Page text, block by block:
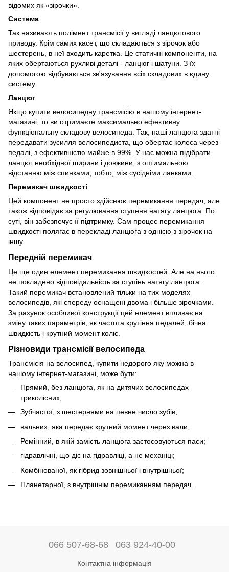
відомих як «зірочки».
Система
Так називають полімент трансмісії у вигляді ланцюгового
приводу. Крім самих касет, що складаються з зірочок або
шестерень, в неї входить каретка. Це статичні компоненти, на
яких обертаються рухливі деталі - ланцюг і шатуни. З їх
допомогою відбувається зв'язування всіх складових в єдину
систему.
Ланцюг
Якщо купити велосипедну трансмісію в нашому інтернет-
магазині, то ви отримаєте максимально ефективну
функціональну складову велосипеда. Так, наші ланцюга здатні
передавати зусилля велосипедиста, що обертає колеса через
педалі, з ефективністю майже в 99%. У нас можна підібрати
ланцюг необхідної ширини і довжини, з оптимальною
відстанню між спинками, тобто, між сусідніми ланками.
Перемикач швидкості
Цей компонент не просто здійснює перемикання передач, але
також відповідає за регулювання ступеня натягу ланцюга. По
суті, він забезпечує її підтримку. Сам процес перемикання
швидкості полягає в перекладі ланцюга з однією з зірочок на
іншу.
Передній перемикач
Це ще один елемент перемикання швидкостей. Але на нього
не покладено відповідальність за ступінь натягу ланцюга.
Такий перемикач встановлений тільки на тих моделях
велосипедів, які спереду оснащені двома і більше зірочками.
За рахунок особливої конструкції цей елемент впливає на
зміну таких параметрів, як частота крутіння педалей, бічна
швидкість і крутний момент коліс.
Різновиди трансмісії велосипеда
Трансмісія на велосипед, купити недорого яку можна в
нашому інтернет-магазині, може бути:
Прямий, без ланцюга, як на дитячих велосипедах
триколісних;
Зубчастої, з шестернями на певне число зубів;
вальних, яка передає крутний момент через вали;
Ремінний, в якій замість ланцюга застосовуються паси;
гідравлічні, що діє на гідравліці, а не механіці;
Комбінованої, як гібрид зовнішньої і внутрішньої;
Планетарної, з внутрішнім перемиканням передач.
066 507-68-68 063 924-40-00
Контактна інформація